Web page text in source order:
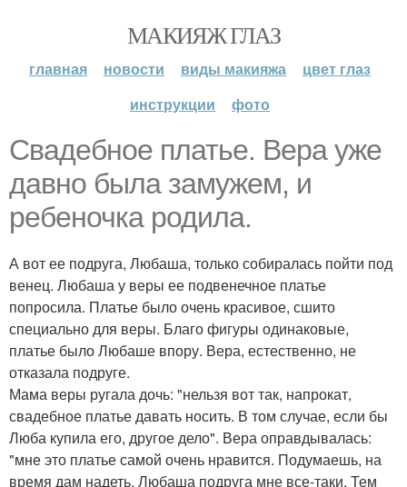
МАКИЯЖ ГЛАЗ
главная новости виды макияжа
цвет глаз
инструкции
фото
Свадебное платье. Вера уже
давно была замужем, и
ребеночка родила.
А вот ее подруга, Любаша, только собиралась пойти под
венец. Любаша у веры ее подвенечное платье
попросила. Платье было очень красивое, сшито
специально для веры. Благо фигуры одинаковые,
платье было Любаше впору. Вера, естественно, не
отказала подруге.
Мама веры ругала дочь: "нельзя вот так, напрокат,
свадебное платье давать носить. В том случае, если бы
Люба купила его, другое дело". Вера оправдывалась:
"мне это платье самой очень нравится. Подумаешь, на
время дам надеть, Любаша подруга мне все-таки. Тем